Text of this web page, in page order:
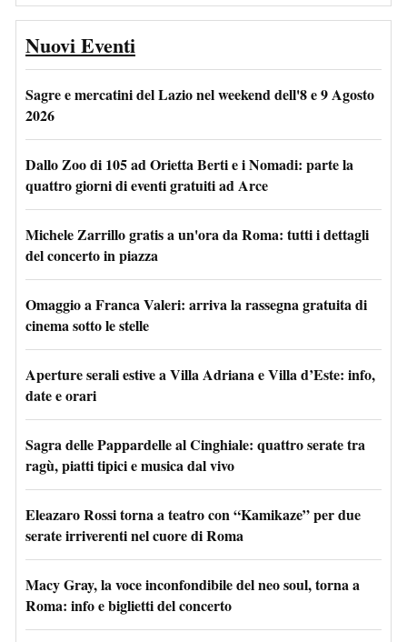
Nuovi Eventi
Sagre e mercatini del Lazio nel weekend dell'8 e 9 Agosto
2026
Dallo Zoo di 105 ad Orietta Berti e i Nomadi: parte la
quattro giorni di eventi gratuiti ad Arce
Michele Zarrillo gratis a un'ora da Roma: tutti i dettagli
del concerto in piazza
Omaggio a Franca Valeri: arriva la rassegna gratuita di
cinema sotto le stelle
Aperture serali estive a Villa Adriana e Villa d’Este: info,
date e orari
Sagra delle Pappardelle al Cinghiale: quattro serate tra
ragù, piatti tipici e musica dal vivo
Eleazaro Rossi torna a teatro con “Kamikaze” per due
serate irriverenti nel cuore di Roma
Macy Gray, la voce inconfondibile del neo soul, torna a
Roma: info e biglietti del concerto